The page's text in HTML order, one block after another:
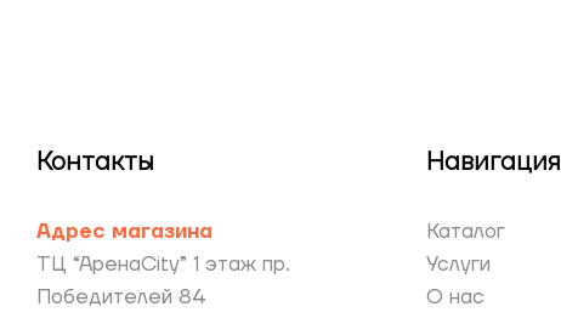
Контакты
Адрес магазина
ТЦ “АренаCity” 1 этаж пр.
Победителей 84
Навигация
Каталог
Услуги
О нас